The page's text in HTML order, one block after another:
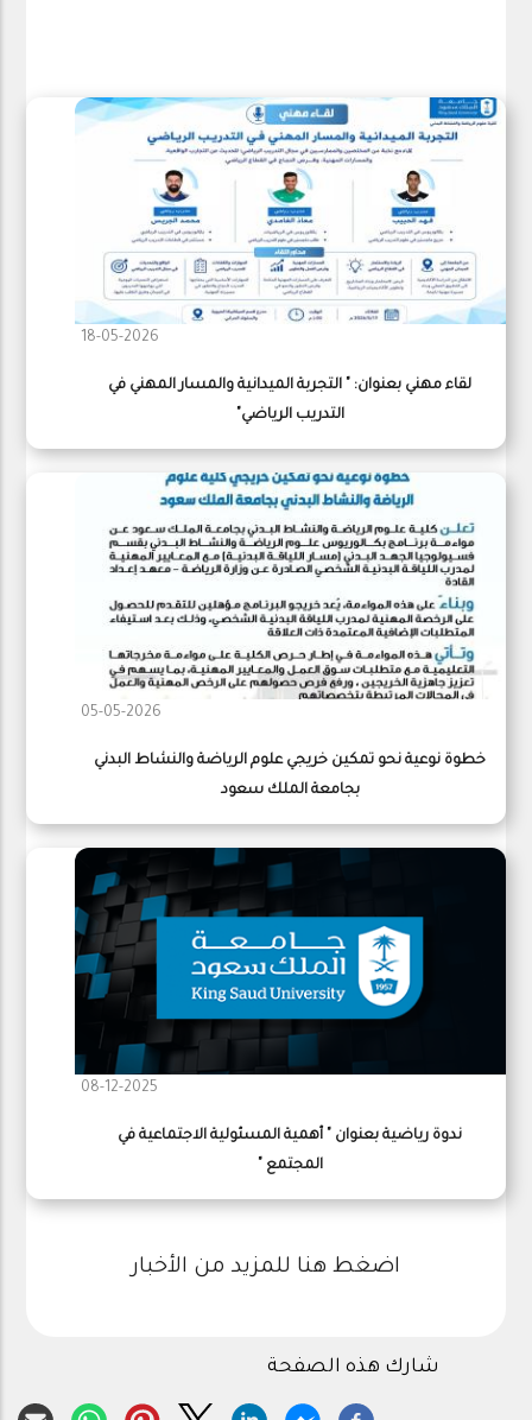
18-05-2026
لقاء مهني بعنوان: " التجربة الميدانية والمسار المهني في
التدريب الرياضي"
05-05-2026
خطوة نوعية نحو تمكين خريجي علوم الرياضة والنشاط البدني
بجامعة الملك سعود
08-12-2025
ندوة رياضية بعنوان " أهمية المسئولية الاجتماعية في
المجتمع "
اضغط هنا للمزيد من الأخبار
شارك هذه الصفحة